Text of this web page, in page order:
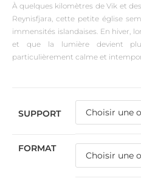
À quelques kilomètres de Vik et
Reynisfjara, cette petite église
immensités islandaises. En hiver,
et que la lumière devient
particulièrement calme et
SUPPORT
FORMAT